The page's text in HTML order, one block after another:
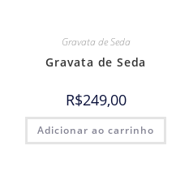
Gravata de Seda
Gravata de Seda
R$249,00
Adicionar ao carrinho